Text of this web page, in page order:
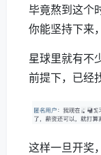
毕竟熬到这个
你能坚持下来
星球里就有不
前提下，已经
这样一旦开奖